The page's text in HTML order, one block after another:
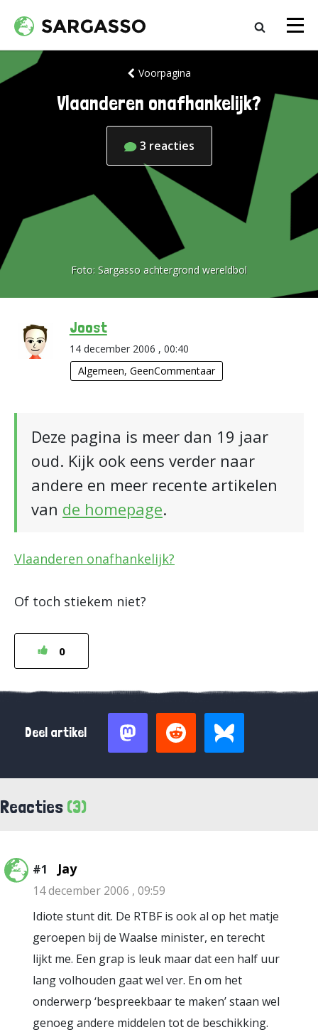
Voorpagina
Vlaanderen onafhankelijk?
3 reacties
Foto: Sargasso achtergrond wereldbol
Joost
14 december 2006 , 00:40
Algemeen, GeenCommentaar
Deze pagina is meer dan 19 jaar
oud. Kijk ook eens verder naar
andere en meer recente artikelen
van de homepage.
Vlaanderen onafhankelijk?
Of toch stiekem niet?
0
Deel artikel
Reacties (3)
#1 Jay
14 december 2006 , 09:59
Idiote stunt dit. De RTBF is ook al op het matje
geroepen bij de Waalse minister, en terecht
lijkt me. Een grap is leuk maar dat een half uur
lang volhouden gaat wel ver. En om het
onderwerp ‘bespreekbaar te maken’ staan wel
genoeg andere middelen tot de beschikking.